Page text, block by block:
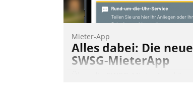
Mieter-App
Alles dabei: Die neue
SWSG-MieterApp